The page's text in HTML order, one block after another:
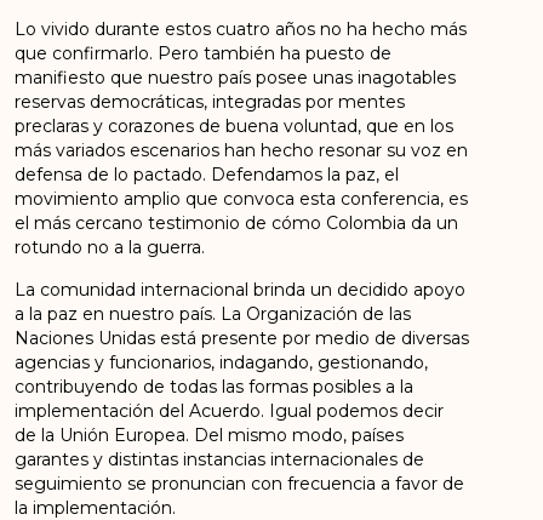
Lo vivido durante estos cuatro años no ha hecho más
que confirmarlo. Pero también ha puesto de
manifiesto que nuestro país posee unas inagotables
reservas democráticas, integradas por mentes
preclaras y corazones de buena voluntad, que en los
más variados escenarios han hecho resonar su voz en
defensa de lo pactado. Defendamos la paz, el
movimiento amplio que convoca esta conferencia, es
el más cercano testimonio de cómo Colombia da un
rotundo no a la guerra.
La comunidad internacional brinda un decidido apoyo
a la paz en nuestro país. La Organización de las
Naciones Unidas está presente por medio de diversas
agencias y funcionarios, indagando, gestionando,
contribuyendo de todas las formas posibles a la
implementación del Acuerdo. Igual podemos decir
de la Unión Europea. Del mismo modo, países
garantes y distintas instancias internacionales de
seguimiento se pronuncian con frecuencia a favor de
la implementación.